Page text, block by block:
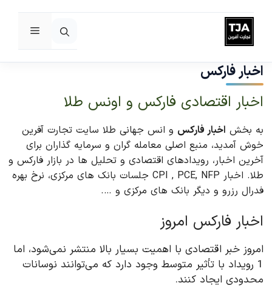
پرش
به
محتوا
فهرست
اخبار فارکس
اخبار اقتصادی فارکس و اونس طلا
به بخش اخبار فارکس و انس جهانی طلا سایت تجارت آفرین
خوش آمدید، منبع اصلی معامله گران و سرمایه گذاران برای
آخرین اخبار، رویدادهای اقتصادی و تحلیل ها در بازار فارکس و
طلا. اخبار CPI , PCE, NFP جلسات بانک های مرکزی، نرخ بهره
فدرال رزرو و دیگر بانک های مرکزی و ….
اخبار فارکس امروز
امروز خبر اقتصادی با اهمیت بسیار بالا منتشر نمی‌شود، اما
1 رویداد با تأثیر متوسط وجود دارد که می‌توانند نوسانات
محدودی ایجاد کنند.